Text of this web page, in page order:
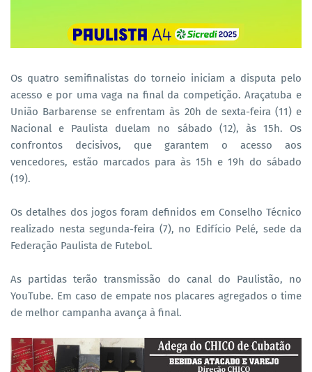
Os quatro semifinalistas do torneio iniciam a disputa pelo
acesso e por uma vaga na final da competição. Araçatuba e
União Barbarense se enfrentam às 20h de sexta-feira (11) e
Nacional e Paulista duelam no sábado (12), às 15h. Os
confrontos decisivos, que garantem o acesso aos
vencedores, estão marcados para às 15h e 19h do sábado
(19).
Os detalhes dos jogos foram definidos em Conselho Técnico
realizado nesta segunda-feira (7), no Edifício Pelé, sede da
Federação Paulista de Futebol.
As partidas terão transmissão do canal do Paulistão, no
YouTube. Em caso de empate nos placares agregados o time
de melhor campanha avança à final.